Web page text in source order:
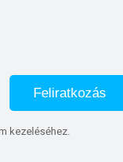
Feliratkozás
kezeléséhez.